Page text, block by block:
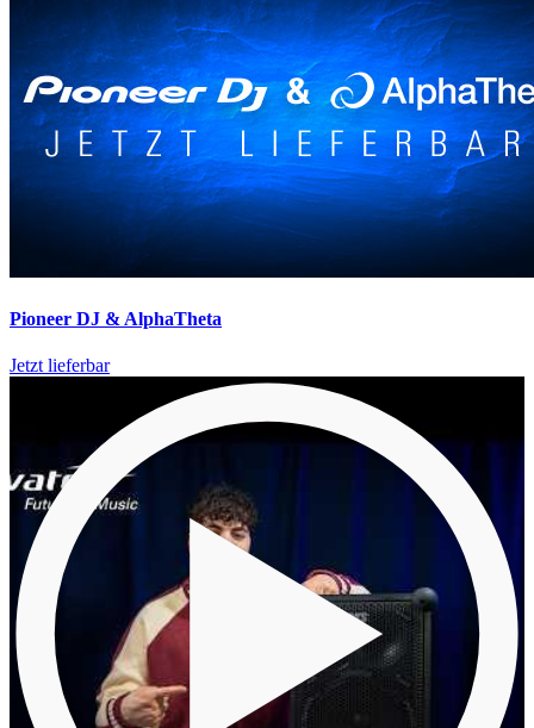
Pioneer DJ & AlphaTheta
Jetzt lieferbar